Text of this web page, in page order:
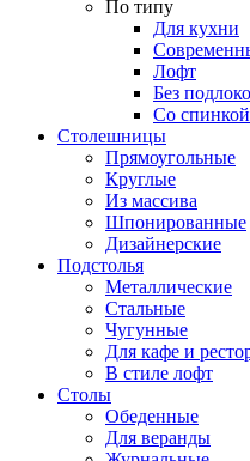
По типу
Для кухни
Лофт
Без
Со спинкой
Столешницы
Прямоугольные
Круглые
Из массива
Шпонированные
Дизайнерские
Подстолья
Металлические
Стальные
Чугунные
Для кафе и
В стиле лофт
Столы
Обеденные
Для веранды